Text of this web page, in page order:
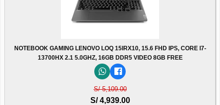
NOTEBOOK GAMING LENOVO LOQ 15IRX10, 15.6 FHD IPS, CORE I7-
13700HX 2.1 5.0GHZ, 16GB DDR5 VIDEO 8GB FREE
S/ 5,109.00
S/ 4,939.00